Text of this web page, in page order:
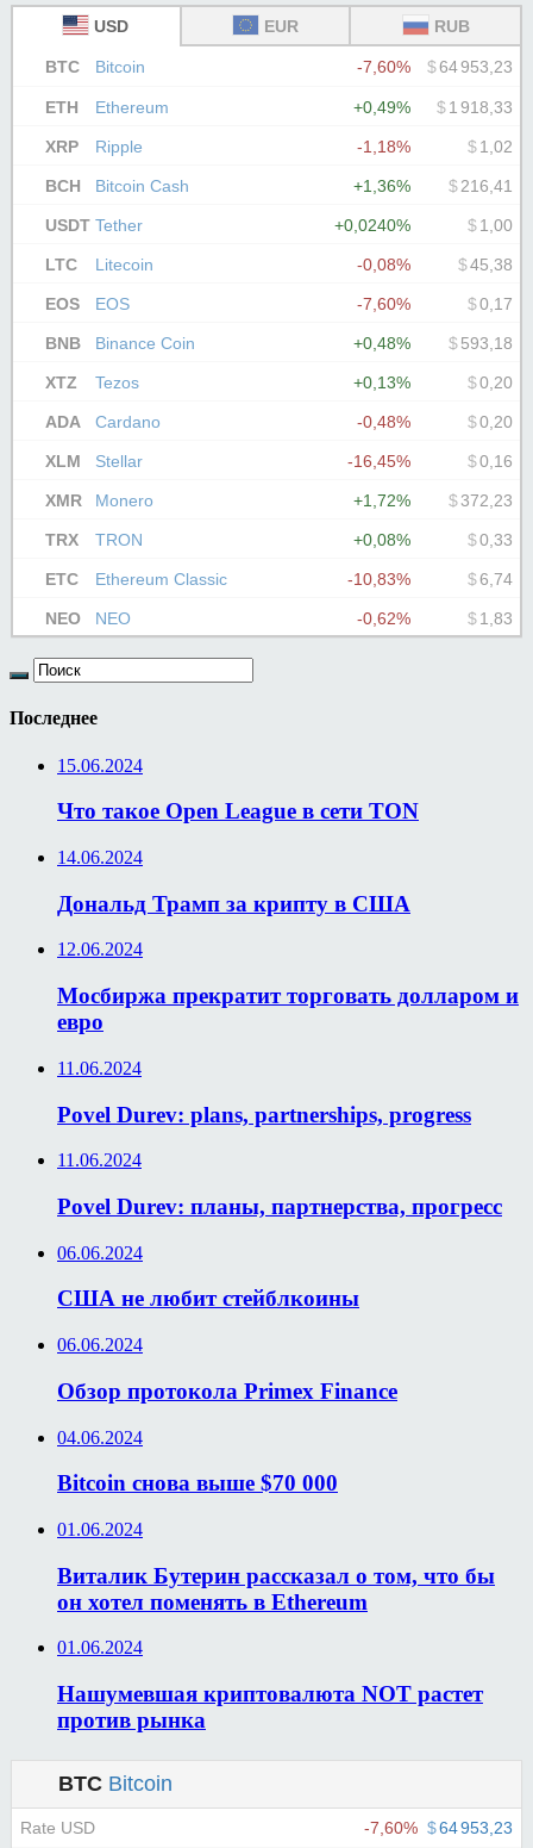
Последнее
15.06.2024
Что такое Open League в сети TON
14.06.2024
Дональд Трамп за крипту в США
12.06.2024
Мосбиржа прекратит торговать долларом и
евро
11.06.2024
Povel Durev: plans, partnerships, progress
11.06.2024
Povel Durev: планы, партнерства, прогресс
06.06.2024
США не любит стейблкоины
06.06.2024
Обзор протокола Primex Finance
04.06.2024
Bitcoin снова выше $70 000
01.06.2024
Виталик Бутерин рассказал о том, что бы
он хотел поменять в Ethereum
01.06.2024
Нашумевшая криптовалюта NOT растет
против рынка